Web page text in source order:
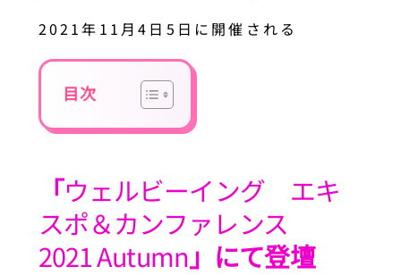
2021年11月4日5日に開催される
目次
「ウェルビーイング エキ
スポ＆カンファレンス ​
2021 Autumn 」にて登壇